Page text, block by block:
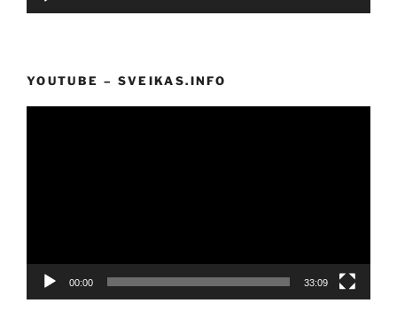
YOUTUBE – SVEIKAS.INFO
00:00 33:09